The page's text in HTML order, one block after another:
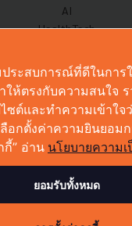
AI
HealthTech
Corp Innov
Saucy Thoughts
Based On
Sustainable
Videos
Podcast
ประสบการณ์ที่ดีในการ
ห้ตรงกับความสนใจ ร
ไซต์และทำความเข้าใจ
อกตั้งค่าความยินยอม
กี้” อ่าน นโยบายความ
ยอมรับทั้งหมด